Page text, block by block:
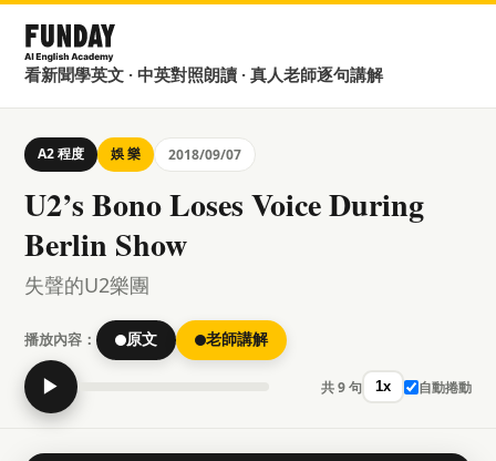
看新聞學英文 · 中英對照朗讀 · 真人老師逐句講解
A2 程度 娛 樂 2018/09/07
U2’s Bono Loses Voice During
Berlin Show
失聲的U2樂團
播放內容： 原文 老師講解
▶ 共 9 句 1x 自動捲動